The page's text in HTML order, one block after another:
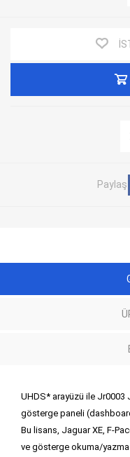
Paylaş
UHDS* arayüzü ile Jr0003
gösterge paneli
Bu lisans, Jaguar XE, F-
ve gösterge okuma/yazma